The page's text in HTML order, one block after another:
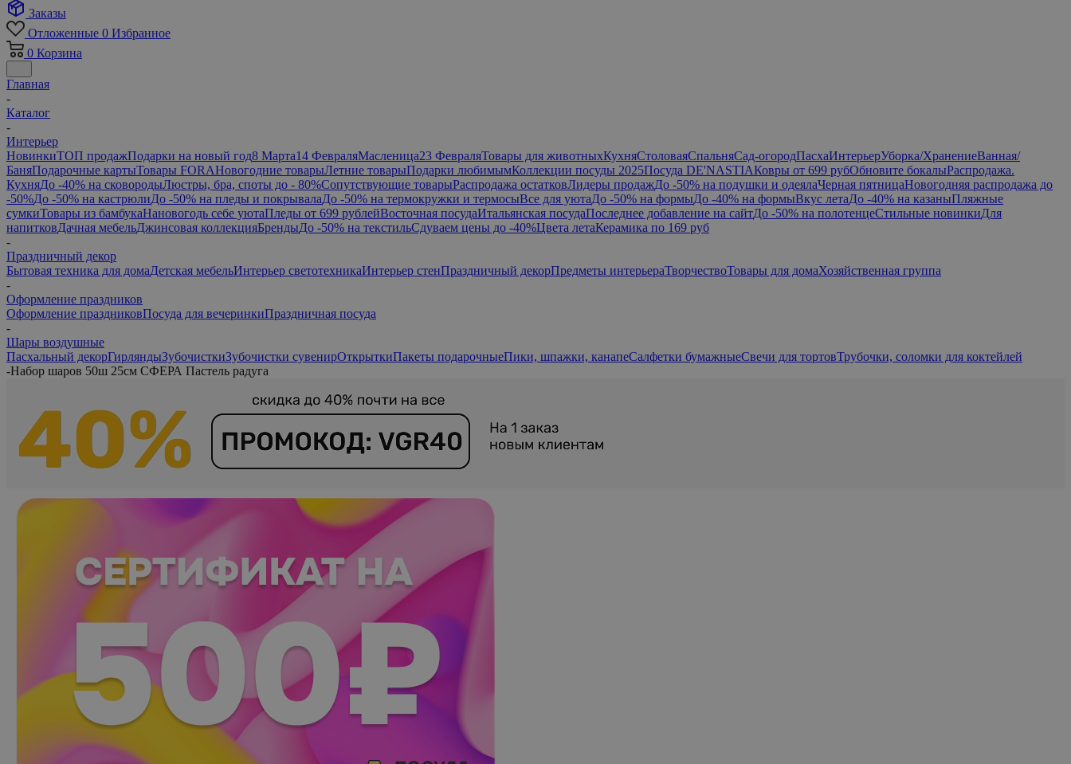
Заказы
Отложенные 0 Избранное
0 Корзина
Главная
-
Каталог
-
Интерьер
НовинкиТОП продажПодарки на новый год8 Марта14 ФевраляМасленица23 ФевраляТовары для животныхКухняСтоловаяСпальняСад-огородПасхаИнтерьерУборка/ХранениеВанная/
БаняПодарочные картыТовары FORAНовогодние товарыЛетние товарыПодарки любимымКоллекции посуды 2025Посуда DE'NASTIAКовры от 699 рубОбновите бокалыРаспродажа.
КухняДо -40% на сковородыЛюстры, бра, споты до - 80%Сопутствующие товарыРаспродажа остатковЛидеры продажДо -50% на подушки и одеялаЧерная пятницаНовогодняя распродажа до
-50%До -50% на кастрюлиДо -50% на пледы и покрывалаДо -50% на термокружки и термосыВсе для уютаДо -50% на формыДо -40% на формыВкус летаДо -40% на казаныПляжные
сумкиТовары из бамбукаНановогодь себе уютаПледы от 699 рублейВосточная посудаИтальянская посудаПоследнее добавление на сайтДо -50% на полотенцеСтильные новинкиДля
напитковДачная мебельДжинсовая коллекцияБрендыДо -50% на текстильСдуваем цены до -40%Цвета летаКерамика по 169 руб
-
Праздничный декор
Бытовая техника для домаДетская мебельИнтерьер светотехникаИнтерьер стенПраздничный декорПредметы интерьераТворчествоТовары для домаХозяйственная группа
-
Оформление праздников
Оформление праздниковПосуда для вечеринкиПраздничная посуда
-
Шары воздушные
Пасхальный декорГирляндыЗубочисткиЗубочистки сувенирОткрыткиПакеты подарочныеПики, шпажки, канапеСалфетки бумажныеСвечи для тортовТрубочки, соломки для коктейлей
-Набор шаров 50ш 25см СФЕРА Пастель радуга